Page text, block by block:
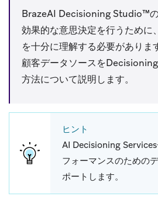
BrazeAI Decisioning Studio™の
効果的な意思決定を行うために
を十分に理解する必要がありま
顧客データソースを
方法について説明します。
ヒント
AI Decisioning
フォーマンスのための
ポートします。